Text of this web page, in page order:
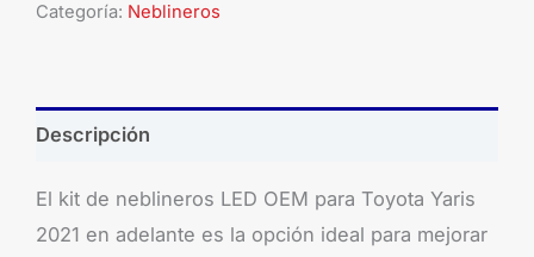
Categoría: Neblineros
Descripción
El kit de neblineros LED OEM para Toyota Yaris
2021 en adelante es la opción ideal para mejorar